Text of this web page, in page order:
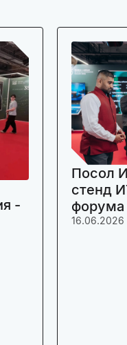
-
Посол
стенд
16.06.2026